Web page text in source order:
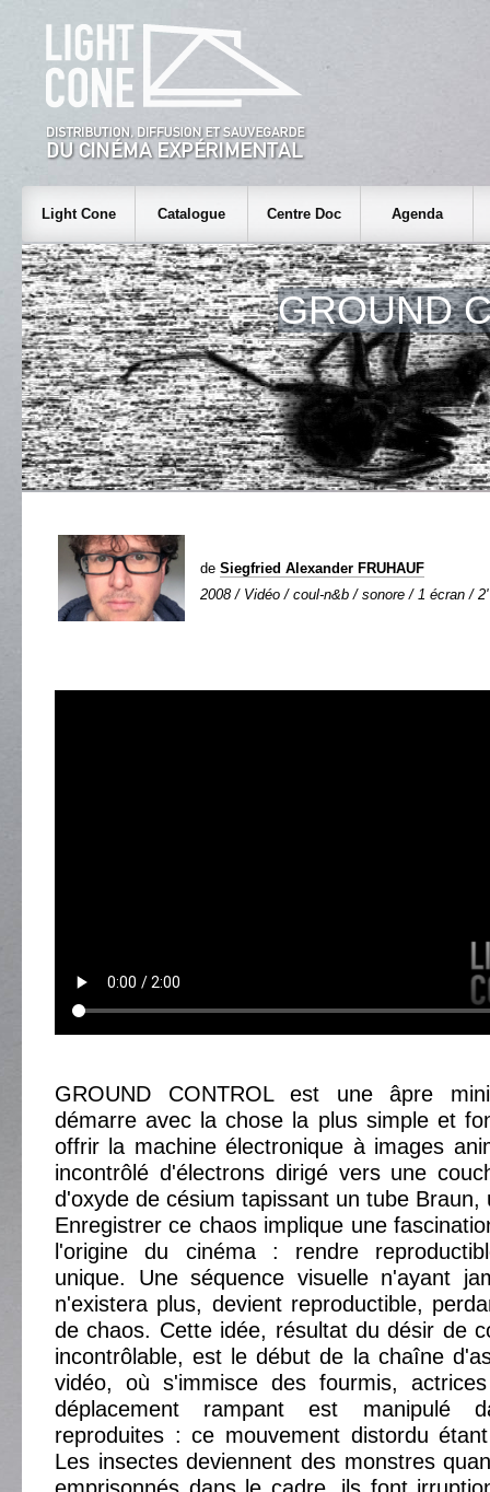
Light Cone Catalogue Centre Doc Agenda
GROUND
de Siegfried Alexander FRUHAUF
2008 / Vidéo / coul-n&b / sonore / 1 écran /
GROUND CONTROL est une âpre
démarre avec la chose la plus simple et
offrir la machine électronique à images
incontrôlé d'électrons dirigé vers une
d'oxyde de césium tapissant un tube Braun,
Enregistrer ce chaos implique une
l'origine du cinéma : rendre
unique. Une séquence visuelle n'ayant
n'existera plus, devient reproductible,
de chaos. Cette idée, résultat du désir de
incontrôlable, est le début de la chaîne
vidéo, où s'immisce des fourmis,
déplacement rampant est manipulé
reproduites : ce mouvement distordu
Les insectes deviennent des monstres